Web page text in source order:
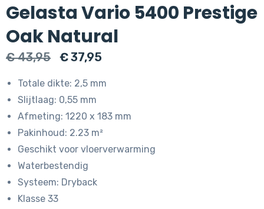
Gelasta Vario 5400 Prestige
Oak Natural
€43,95
Oorspronkelijke
€ 43,95.
€37,95
€ 37,95.
Totale dikte: 2,5 mm
Slijtlaag: 0,55 mm
Afmeting: 1220 x 183 mm
Pakinhoud: 2.23 m²
Geschikt voor vloerverwarming
Waterbestendig
Systeem: Dryback
Klasse 33